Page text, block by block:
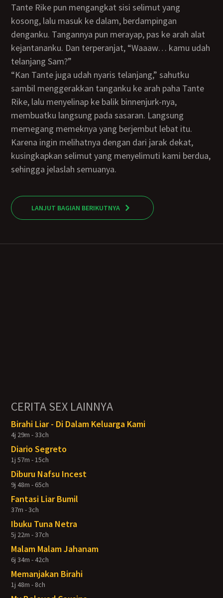
Tante Rike pun mengangkat sisi selimut yang
kosong, lalu masuk ke dalam, berdampingan
denganku. Tangannya pun merayap, pas ke arah alat
kejantananku. Dan terperanjat, “Waaaw… kamu udah
telanjang Sam?”
“Kan Tante juga udah nyaris telanjang,” sahutku
sambil menggerakkan tanganku ke arah paha Tante
Rike, lalu menyelinap ke balik binnenjurk-nya,
membuatku langsung pada sasaran. Langsung
memegang memeknya yang berjembut lebat itu.
Karena ingin melihatnya dengan dari jarak dekat,
kusingkapkan selimut yang menyelimuti kami berdua,
sehingga jelaslah semuanya.
LANJUT BAGIAN BERIKUTNYA
CERITA SEX LAINNYA
Birahi Liar - Di Dalam Keluarga Kami
4j 29m - 33ch
Diario Segreto
1j 57m - 15ch
Diburu Nafsu Incest
9j 48m - 65ch
Fantasi Liar Bumil
37m - 3ch
Ibuku Tuna Netra
5j 22m - 37ch
Malam Malam Jahanam
6j 34m - 42ch
Memanjakan Birahi
1j 48m - 8ch